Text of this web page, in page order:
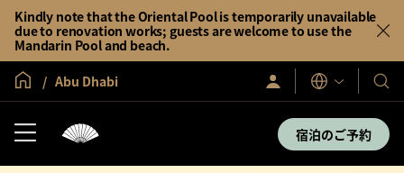
Kindly note that the Oriental Pool is temporarily unavailable
due to renovation works; guests are welcome to use the
Mandarin Pool and beach.
グローバル ホーム
Abu Dhabi
サ
イ
表
示
言
語
当
社
の
ホ
宿泊のご予約